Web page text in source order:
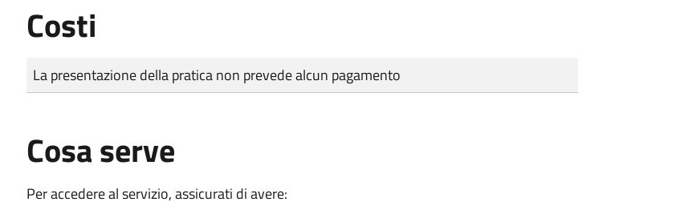
Costi
Tipo di pagamento
Importo
La presentazione della pratica non prevede alcun pagamento
Cosa serve
Per accedere al servizio, assicurati di avere: